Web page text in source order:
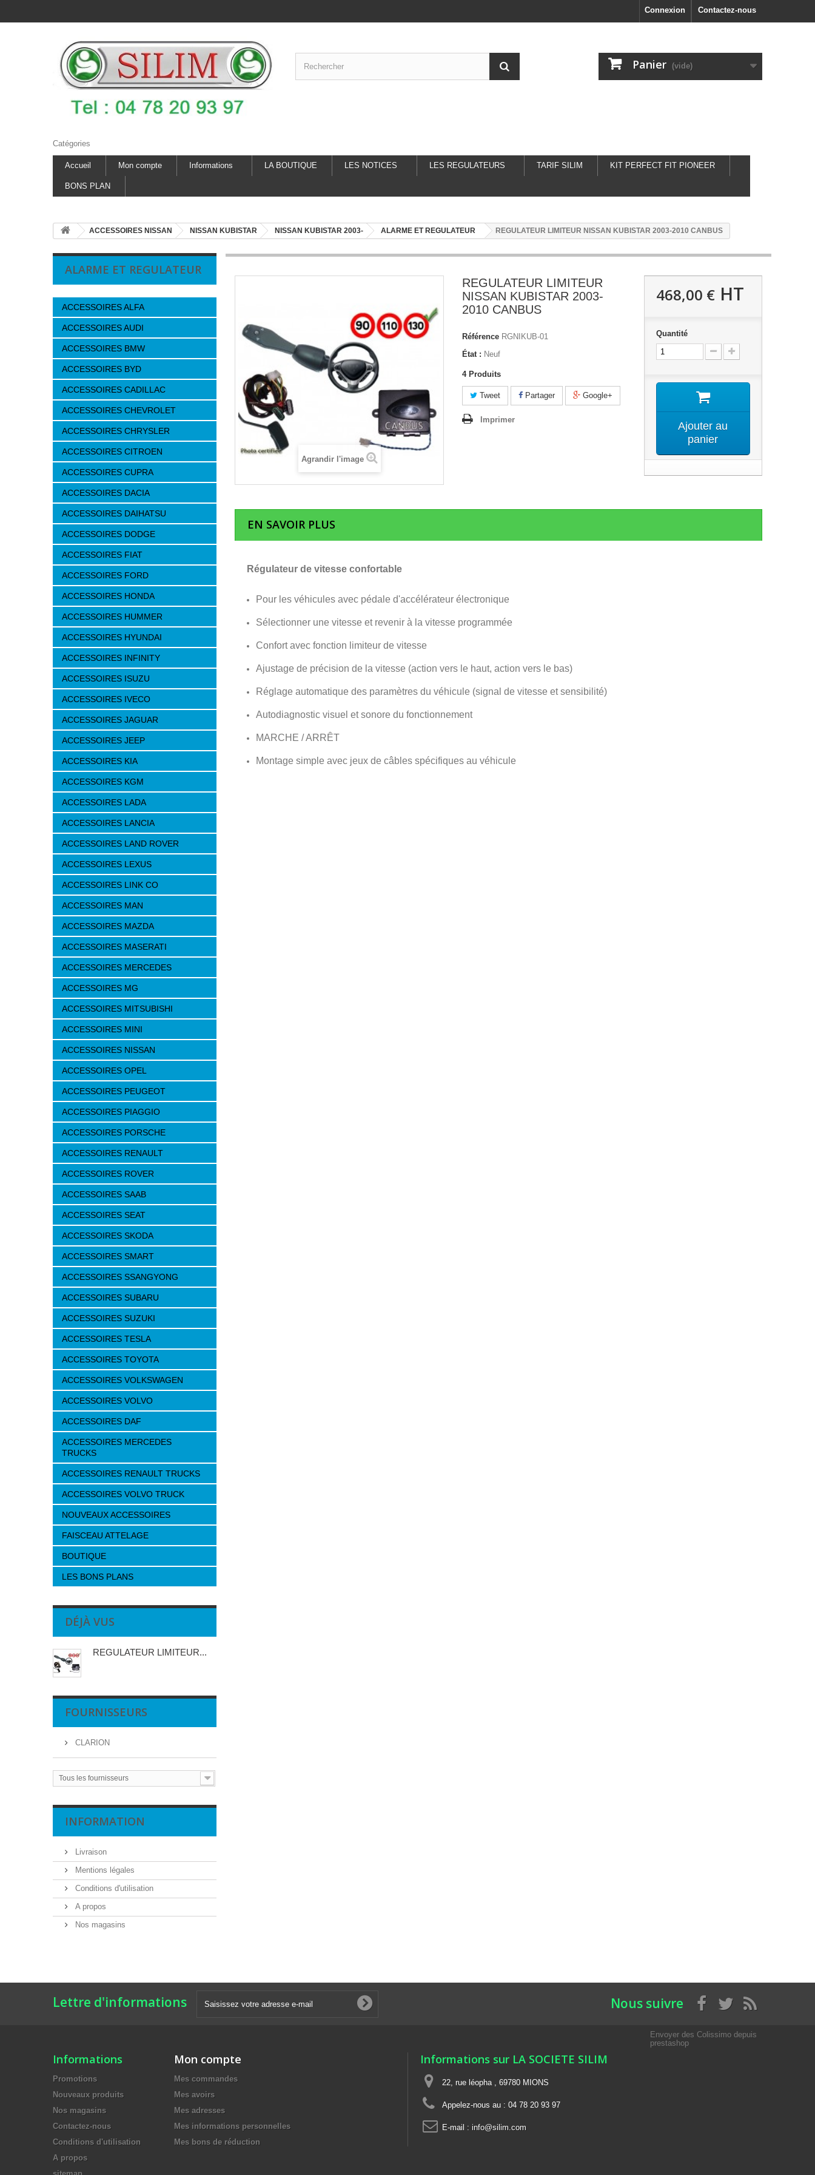
Contactez-nous
Connexion
Panier (vide)
Catégories
Accueil Mon compte Informations LA BOUTIQUE LES NOTICES LES REGULATEURS TARIF SILIM KIT PERFECT FIT PIONEER
BONS PLAN
ACCESSOIRES NISSAN NISSAN KUBISTAR NISSAN KUBISTAR 2003- ALARME ET REGULATEUR REGULATEUR LIMITEUR NISSAN KUBISTAR 2003-2010 CANBUS
ALARME ET REGULATEUR
ACCESSOIRES ALFA
ACCESSOIRES AUDI
ACCESSOIRES BMW
ACCESSOIRES BYD
ACCESSOIRES CADILLAC
ACCESSOIRES CHEVROLET
ACCESSOIRES CHRYSLER
ACCESSOIRES CITROEN
ACCESSOIRES CUPRA
ACCESSOIRES DACIA
ACCESSOIRES DAIHATSU
ACCESSOIRES DODGE
ACCESSOIRES FIAT
ACCESSOIRES FORD
ACCESSOIRES HONDA
ACCESSOIRES HUMMER
ACCESSOIRES HYUNDAI
ACCESSOIRES INFINITY
ACCESSOIRES ISUZU
ACCESSOIRES IVECO
ACCESSOIRES JAGUAR
ACCESSOIRES JEEP
ACCESSOIRES KIA
ACCESSOIRES KGM
ACCESSOIRES LADA
ACCESSOIRES LANCIA
ACCESSOIRES LAND ROVER
ACCESSOIRES LEXUS
ACCESSOIRES LINK CO
ACCESSOIRES MAN
ACCESSOIRES MAZDA
ACCESSOIRES MASERATI
ACCESSOIRES MERCEDES
ACCESSOIRES MG
ACCESSOIRES MITSUBISHI
ACCESSOIRES MINI
ACCESSOIRES NISSAN
ACCESSOIRES OPEL
ACCESSOIRES PEUGEOT
ACCESSOIRES PIAGGIO
ACCESSOIRES PORSCHE
ACCESSOIRES RENAULT
ACCESSOIRES ROVER
ACCESSOIRES SAAB
ACCESSOIRES SEAT
ACCESSOIRES SKODA
ACCESSOIRES SMART
ACCESSOIRES SSANGYONG
ACCESSOIRES SUBARU
ACCESSOIRES SUZUKI
ACCESSOIRES TESLA
ACCESSOIRES TOYOTA
ACCESSOIRES VOLKSWAGEN
ACCESSOIRES VOLVO
ACCESSOIRES DAF
ACCESSOIRES MERCEDES
TRUCKS
ACCESSOIRES RENAULT TRUCKS
ACCESSOIRES VOLVO TRUCK
NOUVEAUX ACCESSOIRES
FAISCEAU ATTELAGE
BOUTIQUE
LES BONS PLANS
DÉJÀ VUS
REGULATEUR LIMITEUR...
FOURNISSEURS
CLARION
Tous les fournisseurs
INFORMATION
Livraison
Mentions légales
Conditions d'utilisation
A propos
Nos magasins
Agrandir l'image
REGULATEUR LIMITEUR
NISSAN KUBISTAR 2003-
2010 CANBUS
Référence RGNIKUB-01
État : Neuf
4 Produits
Tweet Partager Google+
Imprimer
468,00 €HT
Quantité
Ajouter au
panier
EN SAVOIR PLUS
Régulateur de vitesse confortable
Pour les véhicules avec pédale d'accélérateur électronique
Sélectionner une vitesse et revenir à la vitesse programmée
Confort avec fonction limiteur de vitesse
Ajustage de précision de la vitesse (action vers le haut, action vers le bas)
Réglage automatique des paramètres du véhicule (signal de vitesse et sensibilité)
Autodiagnostic visuel et sonore du fonctionnement
MARCHE / ARRÊT
Montage simple avec jeux de câbles spécifiques au véhicule
Lettre d'informations Nous suivre
Informations
Promotions
Nouveaux produits
Nos magasins
Contactez-nous
Conditions d'utilisation
A propos
Mon compte
Mes commandes
Mes avoirs
Mes adresses
Mes informations personnelles
Mes bons de réduction
Informations sur LA SOCIETE SILIM
22, rue léopha , 69780 MIONS
Appelez-nous au : 04 78 20 93 97
E-mail : info@silim.com
Envoyer des Colissimo depuis
prestashop